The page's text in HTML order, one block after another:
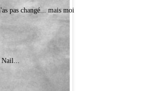
pas changé... mais moi